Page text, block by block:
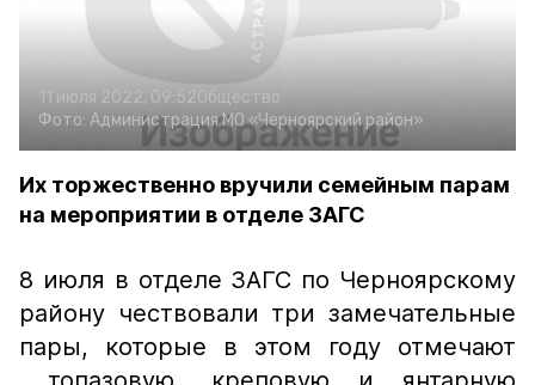
11 июля 2022, 09:52Общество
Фото: Администрация МО «Черноярский район»
Их торжественно вручили семейным парам
на мероприятии в отделе ЗАГС
8 июля в отделе ЗАГС по Черноярскому
району чествовали три замечательные
пары, которые в этом году отмечают